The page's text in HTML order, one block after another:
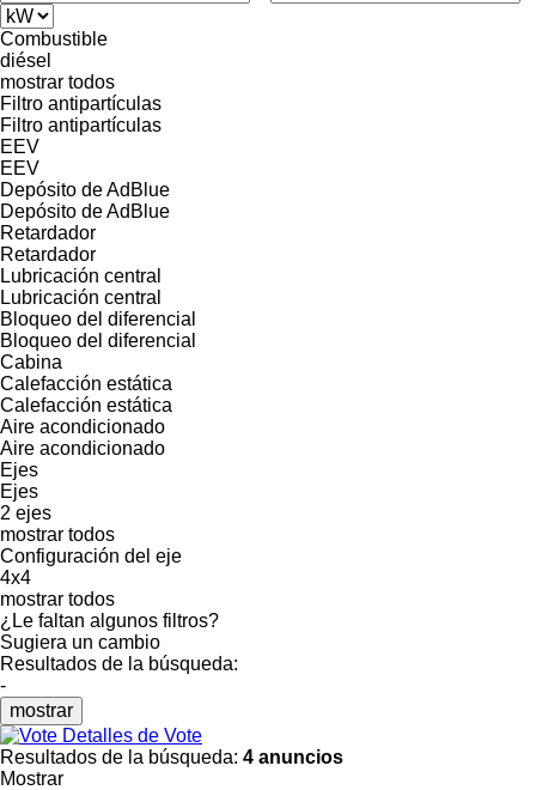
Combustible
diésel
mostrar todos
Filtro antipartículas
Filtro antipartículas
EEV
EEV
Depósito de AdBlue
Depósito de AdBlue
Retardador
Retardador
Lubricación central
Lubricación central
Bloqueo del diferencial
Bloqueo del diferencial
Cabina
Calefacción estática
Calefacción estática
Aire acondicionado
Aire acondicionado
Ejes
Ejes
2 ejes
mostrar todos
Configuración del eje
4x4
mostrar todos
¿Le faltan algunos filtros?
Sugiera un cambio
Resultados de la búsqueda:
-
mostrar
Detalles de Vote
Resultados de la búsqueda: 4 anuncios
Mostrar